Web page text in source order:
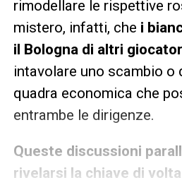
rimodellare le rispettive
mistero, infatti, che i
il Bologna di altri
intavolare uno scambio o
quadra economica che
entrambe le dirigenze.
Queste discussioni
rivelarsi la chiave di